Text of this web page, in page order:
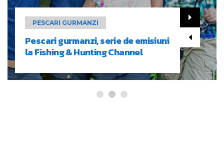
PESCARI GURMANZI
Pescari gurmanzi, serie de emisiuni
la Fishing & Hunting Channel